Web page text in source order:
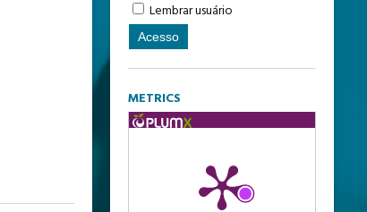
Lembrar usuário
METRICS